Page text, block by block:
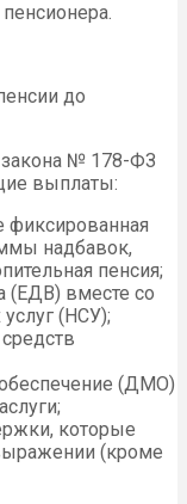
до
закона № 178-ФЗ
выплаты:
фиксированная
надбавок,
пенсия;
(ЕДВ) вместе со
(НСУ);
(ДМО)
которые
(кроме